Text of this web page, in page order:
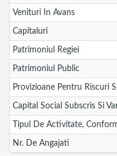
Venituri In Avans
Capitaluri
Patrimoniul Regiei
Patrimoniul Public
Provizioane Pentru Riscuri
Capital Social Subscris Si
Tipul De Activitate,
Nr. De Angajati